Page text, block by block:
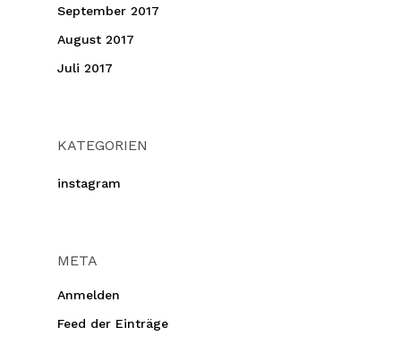
September 2017
August 2017
Juli 2017
KATEGORIEN
instagram
META
Anmelden
Feed der Einträge